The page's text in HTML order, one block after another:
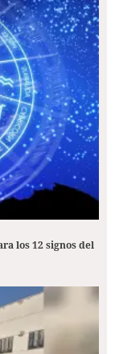
los 12 signos del